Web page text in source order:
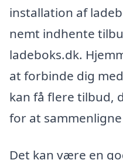
installation af
nemt indhente
ladeboks.dk.
at forbinde dig
kan få flere tilbud,
for at
Det kan være en